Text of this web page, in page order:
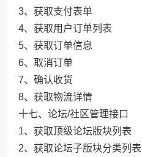
3、获取支付表单
4、获取用户订单列表
5、获取订单信息
6、取消订单
7、确认收货
8、获取物流详情
十七、论坛/社区管理接口
1、获取顶级论坛版块列表
2、获取论坛子版块分类列表